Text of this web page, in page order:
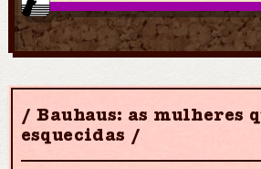
Bauhaus: as mulheres
esquecidas